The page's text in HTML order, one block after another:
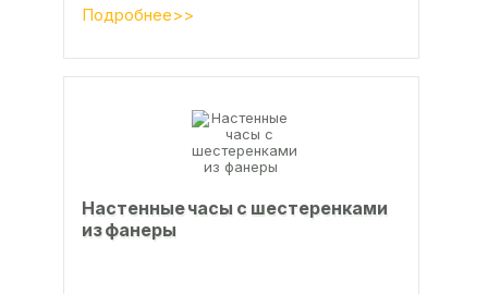
Подробнее>>
Настенные часы с шестеренками
из фанеры